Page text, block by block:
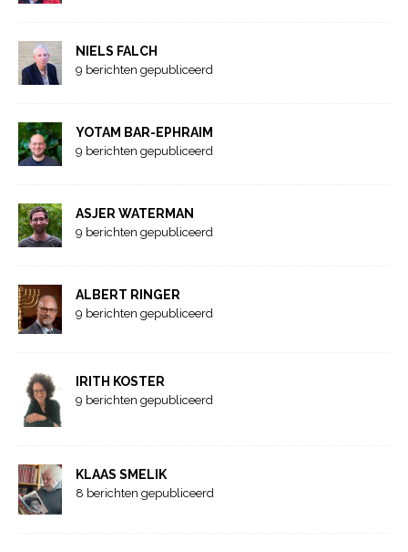
NIELS FALCH
9 berichten gepubliceerd
YOTAM BAR-EPHRAIM
9 berichten gepubliceerd
ASJER WATERMAN
9 berichten gepubliceerd
ALBERT RINGER
9 berichten gepubliceerd
IRITH KOSTER
9 berichten gepubliceerd
KLAAS SMELIK
8 berichten gepubliceerd